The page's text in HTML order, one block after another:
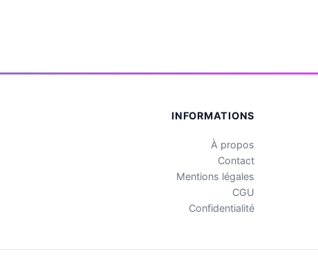
INFORMATIONS
À propos
Contact
Mentions légales
CGU
Confidentialité